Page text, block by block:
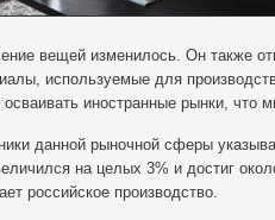
вещей изменилось. Он также
используемые для
осваивать иностранные рынки, что
данной рыночной сферы
на целых 3% и достиг
российское производство.